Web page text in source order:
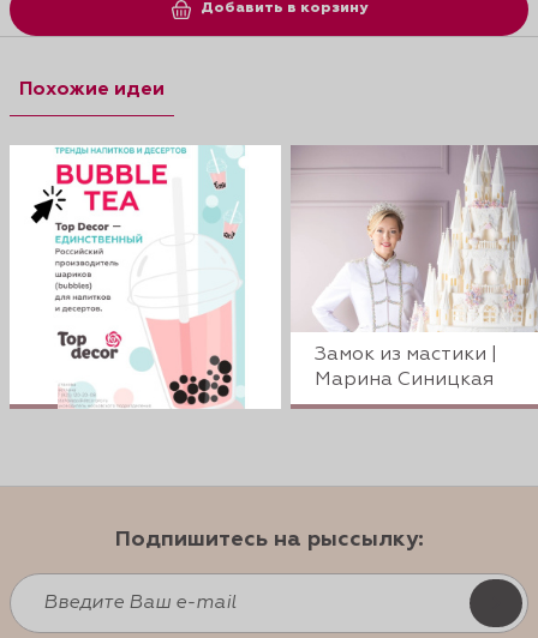
Добавить в корзину
Похожие идеи
Замок из мастики |
Марина Синицкая
Подпишитесь на рыссылку: